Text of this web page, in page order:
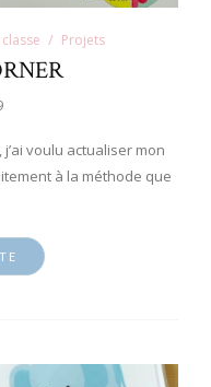
Projets
voulu actualiser mon
à la méthode que